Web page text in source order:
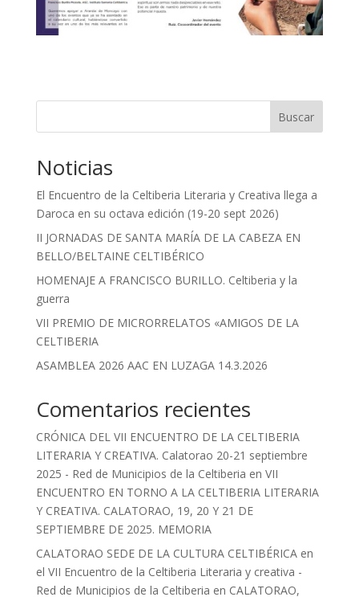
Buscar
Noticias
El Encuentro de la Celtiberia Literaria y Creativa llega a
Daroca en su octava edición (19-20 sept 2026)
II JORNADAS DE SANTA MARÍA DE LA CABEZA EN
BELLO/BELTAINE CELTIBÉRICO
HOMENAJE A FRANCISCO BURILLO. Celtiberia y la
guerra
VII PREMIO DE MICRORRELATOS «AMIGOS DE LA
CELTIBERIA
ASAMBLEA 2026 AAC EN LUZAGA 14.3.2026
Comentarios recientes
CRÓNICA DEL VII ENCUENTRO DE LA CELTIBERIA
LITERARIA Y CREATIVA. Calatorao 20-21 septiembre
2025 - Red de Municipios de la Celtiberia en VII
ENCUENTRO EN TORNO A LA CELTIBERIA LITERARIA
Y CREATIVA. CALATORAO, 19, 20 Y 21 DE
SEPTIEMBRE DE 2025. MEMORIA
CALATORAO SEDE DE LA CULTURA CELTIBÉRICA en
el VII Encuentro de la Celtiberia Literaria y creativa -
Red de Municipios de la Celtiberia en CALATORAO,